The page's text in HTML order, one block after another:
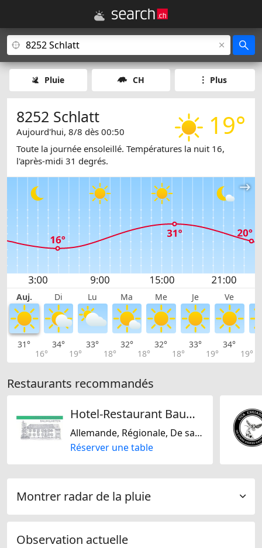
Pluie CH Plus
19°
8252 Schlatt
Aujourd'hui, 8/8 dès 00:50
Toute la journée ensoleillé. Températures la nuit 16,
l'après-midi 31 degrés.
Auj. Di Lu Ma Me Je Ve
31°
16°
34°
19°
33°
18°
32°
18°
32°
18°
33°
19°
34°
19°
Restaurants recommandés
Hotel-Restaurant Baumgarten
Allemande, Régionale, De saison
Réserver une table
Montrer radar de la pluie
Observation actuelle